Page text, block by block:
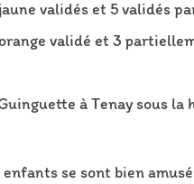
validés et 5 validés
validé et 3
à Tenay sous
se sont bien